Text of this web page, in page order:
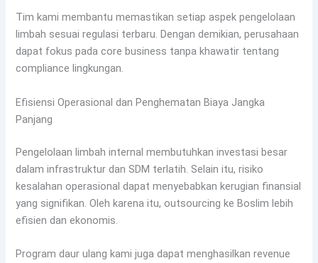
Tim kami membantu memastikan setiap aspek pengelolaan
limbah sesuai regulasi terbaru. Dengan demikian, perusahaan
dapat fokus pada core business tanpa khawatir tentang
compliance lingkungan.
Efisiensi Operasional dan Penghematan Biaya Jangka
Panjang
Pengelolaan limbah internal membutuhkan investasi besar
dalam infrastruktur dan SDM terlatih. Selain itu, risiko
kesalahan operasional dapat menyebabkan kerugian finansial
yang signifikan. Oleh karena itu, outsourcing ke Boslim lebih
efisien dan ekonomis.
Program daur ulang kami juga dapat menghasilkan revenue